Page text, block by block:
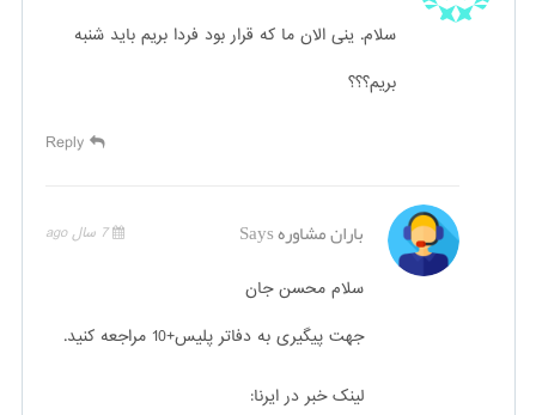
سلام. ینی الان ما که قرار بود فردا بریم باید شنبه
بریم؟؟؟
Reply
باران مشاورهSays 7 سال ago
سلام محسن جان
جهت پیگیری به دفاتر پلیس+10 مراجعه کنید.
لینک خبر در ایرنا: